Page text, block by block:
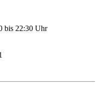
bis 22:30 Uhr